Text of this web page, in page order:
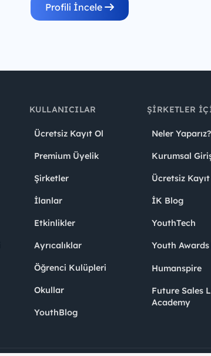
Profili İncele
KULLANICILAR
Ücretsiz Kayıt Ol
Premium Üyelik
Şirketler
İlanlar
Etkinlikler
Ayrıcalıklar
Öğrenci Kulüpleri
Okullar
YouthBlog
ŞIRKETLER
Neler Yaparız?
Kurumsal
Ücretsiz Kayıt
İK Blog
YouthTech
Youth Awards
Humanspire
Future Sales
Academy